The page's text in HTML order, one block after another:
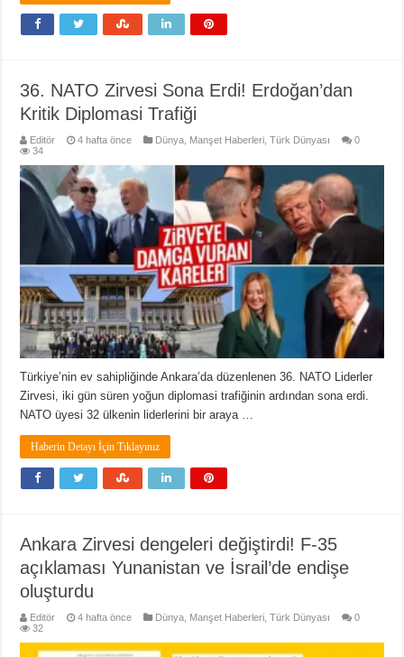
36. NATO Zirvesi Sona Erdi! Erdoğan’dan
Kritik Diplomasi Trafiği
Editör 4 hafta önce Dünya Manşet Haberleri ,Türk Dünyası
0
34
Türkiye’nin ev sahipliğinde Ankara’da düzenlenen 36. NATO Liderler
Zirvesi, iki gün süren yoğun diplomasi trafiğinin ardından sona erdi.
NATO üyesi 32 ülkenin liderlerini bir araya …
Haberin Detayı İçin Tıklayınız
Ankara Zirvesi dengeleri değiştirdi! F-35
açıklaması Yunanistan ve İsrail’de endişe
oluşturdu
Editör 4 hafta önce Dünya Manşet Haberleri ,Türk Dünyası
0
32